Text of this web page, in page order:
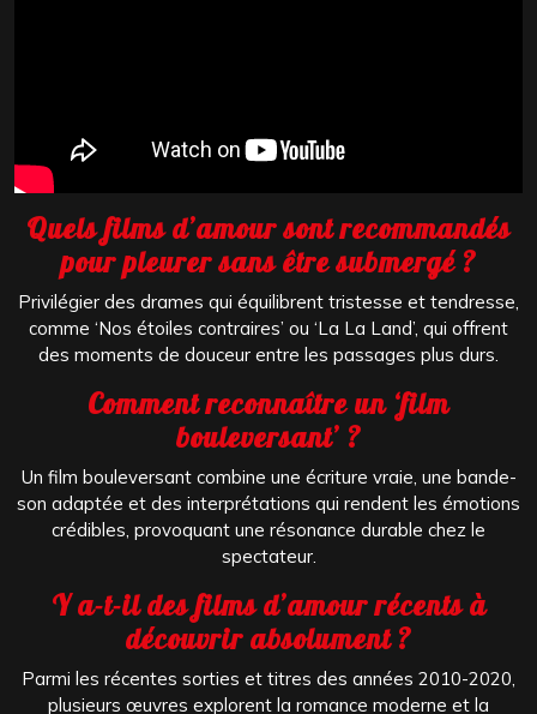
Quels films d’amour sont recommandés
pour pleurer sans être submergé ?
Privilégier des drames qui équilibrent tristesse et tendresse,
comme ‘Nos étoiles contraires’ ou ‘La La Land’, qui offrent
des moments de douceur entre les passages plus durs.
Comment reconnaître un ‘film
bouleversant’ ?
Un film bouleversant combine une écriture vraie, une bande-
son adaptée et des interprétations qui rendent les émotions
crédibles, provoquant une résonance durable chez le
spectateur.
Y a-t-il des films d’amour récents à
découvrir absolument ?
Parmi les récentes sorties et titres des années 2010-2020,
plusieurs œuvres explorent la romance moderne et la